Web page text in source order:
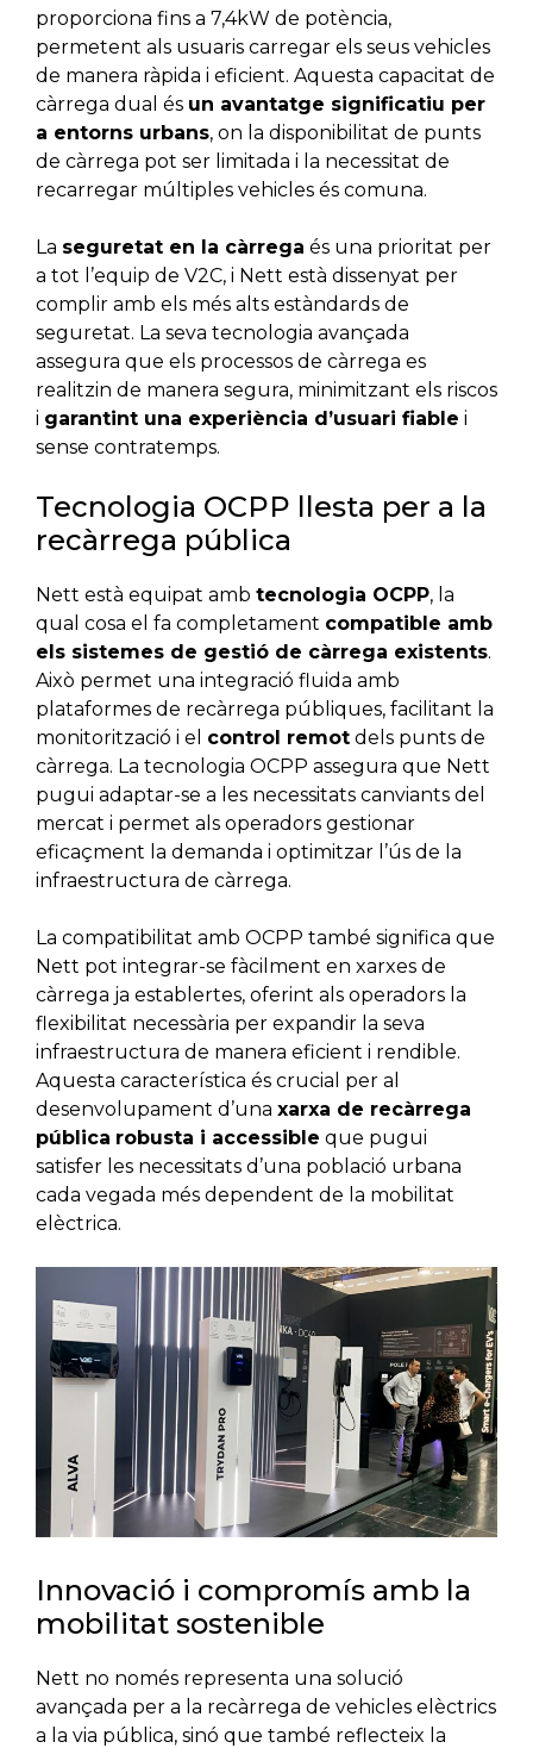
proporciona fins a 7,4kW de potència,
permetent als usuaris carregar els seus vehicles
de manera ràpida i eficient. Aquesta capacitat de
càrrega dual és un avantatge significatiu per
a entorns urbans, on la disponibilitat de punts
de càrrega pot ser limitada i la necessitat de
recarregar múltiples vehicles és comuna.
La seguretat en la càrrega és una prioritat per
a tot l’equip de V2C, i Nett està dissenyat per
complir amb els més alts estàndards de
seguretat. La seva tecnologia avançada
assegura que els processos de càrrega es
realitzin de manera segura, minimitzant els riscos
i garantint una experiència d’usuari fiable i
sense contratemps.
Tecnologia OCPP llesta per a la
recàrrega pública
Nett està equipat amb tecnologia OCPP, la
qual cosa el fa completament compatible amb
els sistemes de gestió de càrrega existents.
Això permet una integració fluida amb
plataformes de recàrrega públiques, facilitant la
monitorització i el control remot dels punts de
càrrega. La tecnologia OCPP assegura que Nett
pugui adaptar-se a les necessitats canviants del
mercat i permet als operadors gestionar
eficaçment la demanda i optimitzar l’ús de la
infraestructura de càrrega.
La compatibilitat amb OCPP també significa que
Nett pot integrar-se fàcilment en xarxes de
càrrega ja establertes, oferint als operadors la
flexibilitat necessària per expandir la seva
infraestructura de manera eficient i rendible.
Aquesta característica és crucial per al
desenvolupament d’una xarxa de recàrrega
pública robusta i accessible que pugui
satisfer les necessitats d’una població urbana
cada vegada més dependent de la mobilitat
elèctrica.
Innovació i compromís amb la
mobilitat sostenible
Nett no només representa una solució
avançada per a la recàrrega de vehicles elèctrics
a la via pública, sinó que també reflecteix la